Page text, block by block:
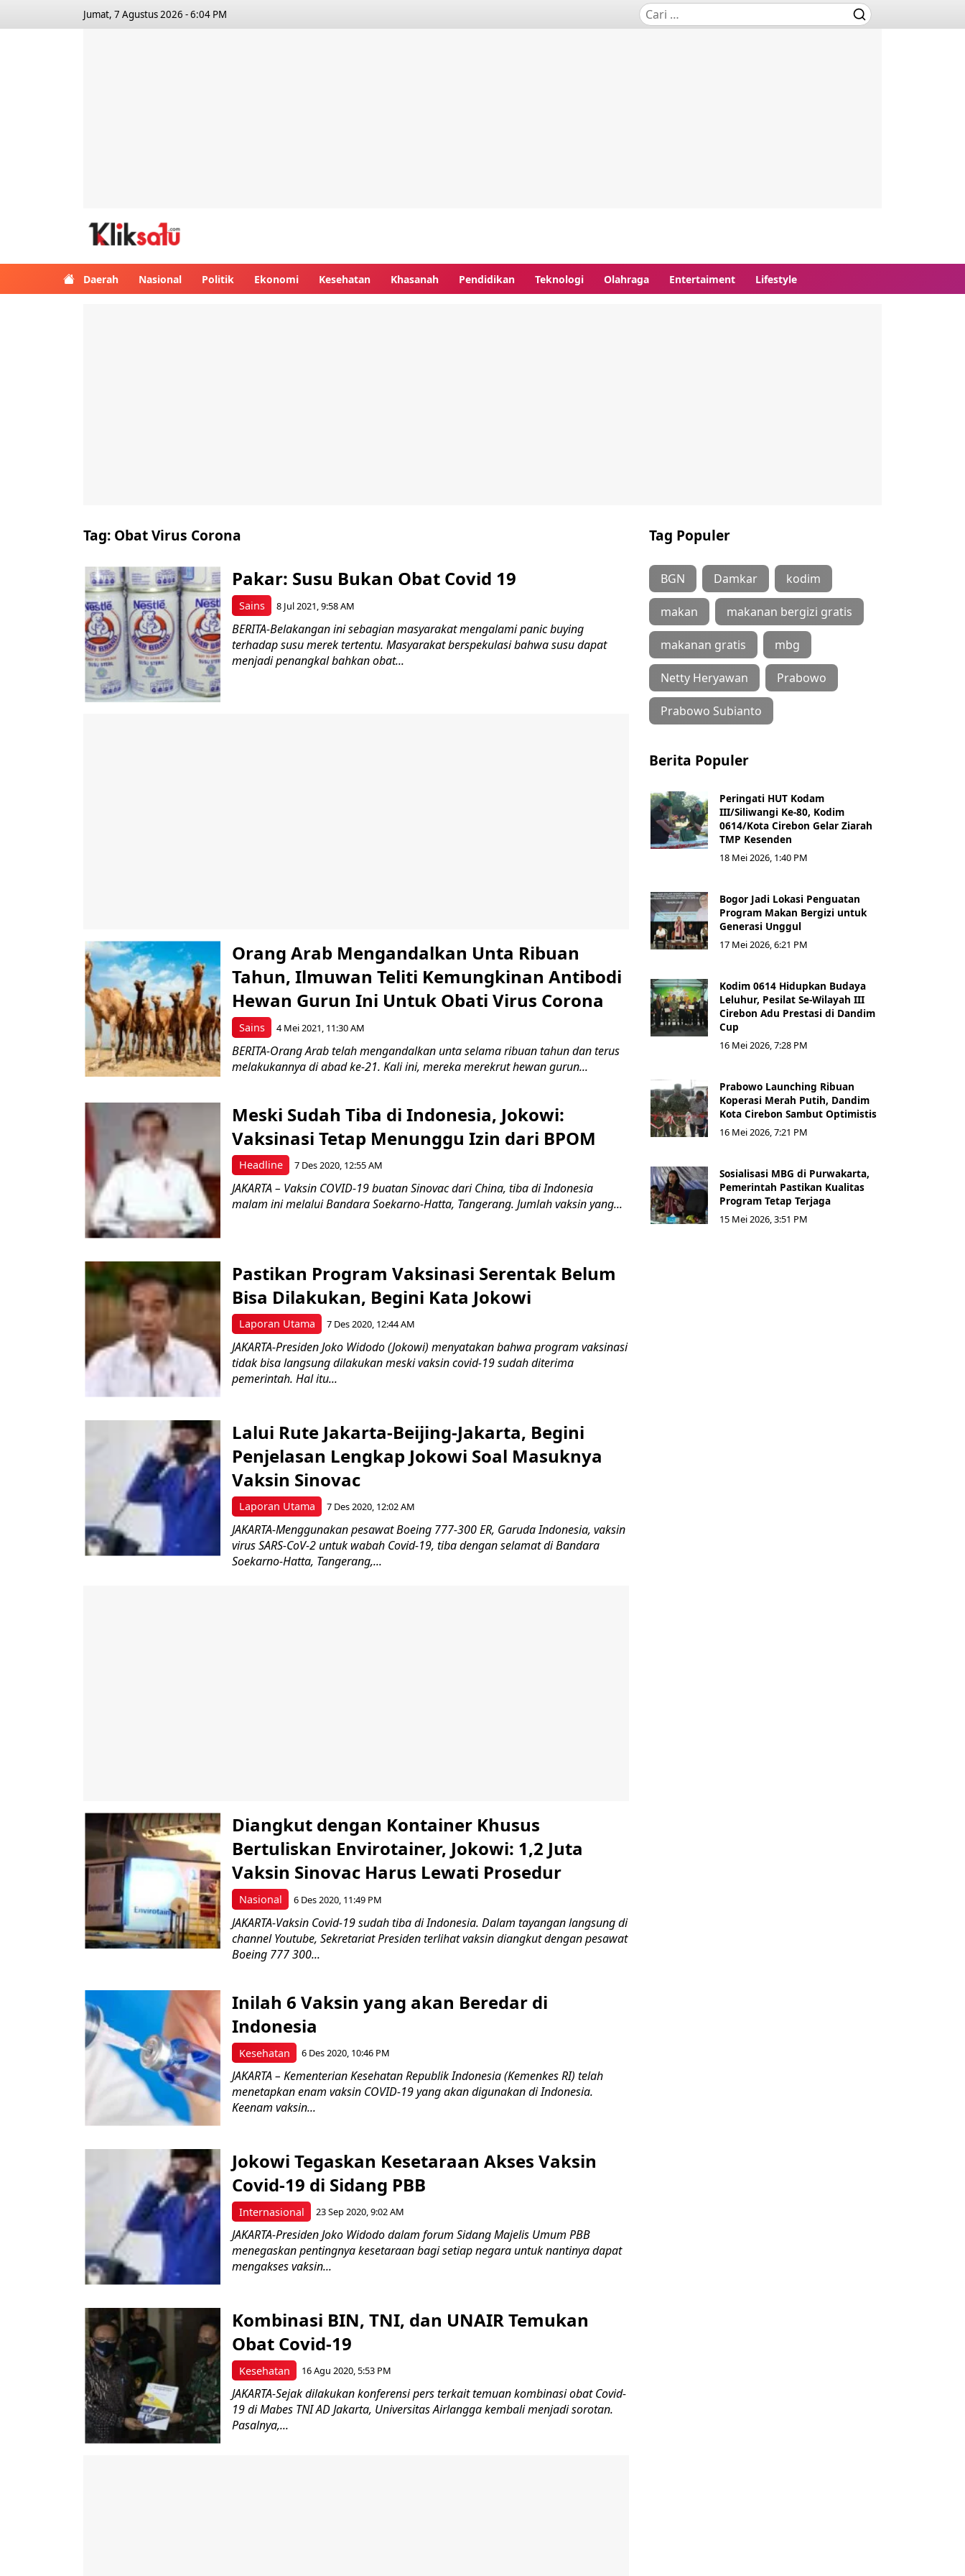
Jumat, 7 Agustus 2026 - 6:04 PM
Daerah Nasional Politik Ekonomi Kesehatan Khasanah Pendidikan Teknologi Olahraga Entertaiment Lifestyle
Tag: Obat Virus Corona
Sains
Pakar: Susu Bukan Obat Covid 19
8 Jul 2021, 9:58 AM
BERITA-Belakangan ini sebagian masyarakat mengalami panic buying
terhadap susu merek tertentu. Masyarakat berspekulasi bahwa susu dapat
menjadi penangkal bahkan obat...
Sains
Orang Arab Mengandalkan Unta Ribuan
Tahun, Ilmuwan Teliti Kemungkinan Antibodi
Hewan Gurun Ini Untuk Obati Virus Corona
4 Mei 2021, 11:30 AM
BERITA-Orang Arab telah mengandalkan unta selama ribuan tahun dan terus
melakukannya di abad ke-21. Kali ini, mereka merekrut hewan gurun...
Headline
Meski Sudah Tiba di Indonesia, Jokowi:
Vaksinasi Tetap Menunggu Izin dari BPOM
7 Des 2020, 12:55 AM
JAKARTA – Vaksin COVID-19 buatan Sinovac dari China, tiba di Indonesia
malam ini melalui Bandara Soekarno-Hatta, Tangerang. Jumlah vaksin yang...
Laporan Utama
Pastikan Program Vaksinasi Serentak Belum
Bisa Dilakukan, Begini Kata Jokowi
7 Des 2020, 12:44 AM
JAKARTA-Presiden Joko Widodo (Jokowi) menyatakan bahwa program vaksinasi
tidak bisa langsung dilakukan meski vaksin covid-19 sudah diterima
pemerintah. Hal itu...
Laporan Utama
Lalui Rute Jakarta-Beijing-Jakarta, Begini
Penjelasan Lengkap Jokowi Soal Masuknya
Vaksin Sinovac
7 Des 2020, 12:02 AM
JAKARTA-Menggunakan pesawat Boeing 777-300 ER, Garuda Indonesia, vaksin
virus SARS-CoV-2 untuk wabah Covid-19, tiba dengan selamat di Bandara
Soekarno-Hatta, Tangerang,...
Nasional
Diangkut dengan Kontainer Khusus
Bertuliskan Envirotainer, Jokowi: 1,2 Juta
Vaksin Sinovac Harus Lewati Prosedur
6 Des 2020, 11:49 PM
JAKARTA-Vaksin Covid-19 sudah tiba di Indonesia. Dalam tayangan langsung di
channel Youtube, Sekretariat Presiden terlihat vaksin diangkut dengan pesawat
Boeing 777 300...
Kesehatan
Inilah 6 Vaksin yang akan Beredar di
Indonesia
6 Des 2020, 10:46 PM
JAKARTA – Kementerian Kesehatan Republik Indonesia (Kemenkes RI) telah
menetapkan enam vaksin COVID-19 yang akan digunakan di Indonesia.
Keenam vaksin...
Internasional
Jokowi Tegaskan Kesetaraan Akses Vaksin
Covid-19 di Sidang PBB
23 Sep 2020, 9:02 AM
JAKARTA-Presiden Joko Widodo dalam forum Sidang Majelis Umum PBB
menegaskan pentingnya kesetaraan bagi setiap negara untuk nantinya dapat
mengakses vaksin...
Kesehatan
Kombinasi BIN, TNI, dan UNAIR Temukan
Obat Covid-19
16 Agu 2020, 5:53 PM
JAKARTA-Sejak dilakukan konferensi pers terkait temuan kombinasi obat Covid-
19 di Mabes TNI AD Jakarta, Universitas Airlangga kembali menjadi sorotan.
Pasalnya,...
Tag Populer
BGN Damkar kodim
makan makanan bergizi gratis
makanan gratis mbg
Netty Heryawan Prabowo
Prabowo Subianto
Berita Populer
Peringati HUT Kodam
III/Siliwangi Ke-80, Kodim
0614/Kota Cirebon Gelar Ziarah
TMP Kesenden
18 Mei 2026, 1:40 PM
Bogor Jadi Lokasi Penguatan
Program Makan Bergizi untuk
Generasi Unggul
17 Mei 2026, 6:21 PM
Kodim 0614 Hidupkan Budaya
Leluhur, Pesilat Se-Wilayah III
Cirebon Adu Prestasi di Dandim
Cup
16 Mei 2026, 7:28 PM
Prabowo Launching Ribuan
Koperasi Merah Putih, Dandim
Kota Cirebon Sambut Optimistis
16 Mei 2026, 7:21 PM
Sosialisasi MBG di Purwakarta,
Pemerintah Pastikan Kualitas
Program Tetap Terjaga
15 Mei 2026, 3:51 PM